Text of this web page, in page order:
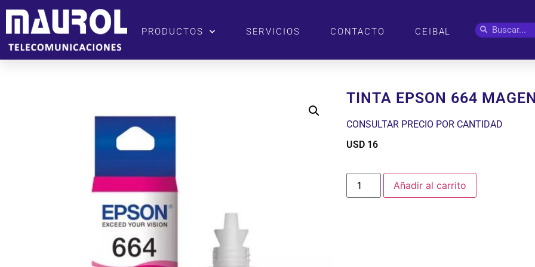
PRODUCTOS SERVICIOS CONTACTO CEIBAL
TINTA EPSON 664
CONSULTAR PRECIO POR CANTIDAD
USD 16
Añadir al carrito